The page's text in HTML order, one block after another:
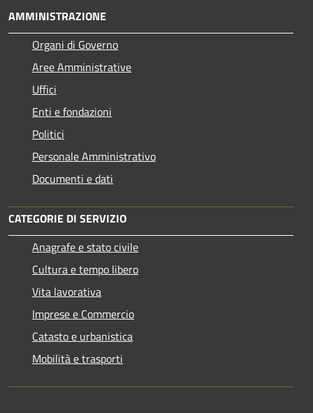
AMMINISTRAZIONE
Organi di Governo
Aree Amministrative
Uffici
Enti e fondazioni
Politici
Personale Amministrativo
Documenti e dati
CATEGORIE DI SERVIZIO
Anagrafe e stato civile
Cultura e tempo libero
Vita lavorativa
Imprese e Commercio
Catasto e urbanistica
Mobilità e trasporti